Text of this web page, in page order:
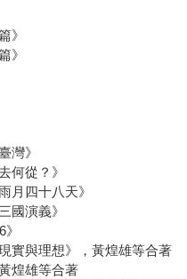
》
》
灣》
何從？》
月四十八天》
國演義》
實與理想》，黃煌雄等合著
煌雄等合著